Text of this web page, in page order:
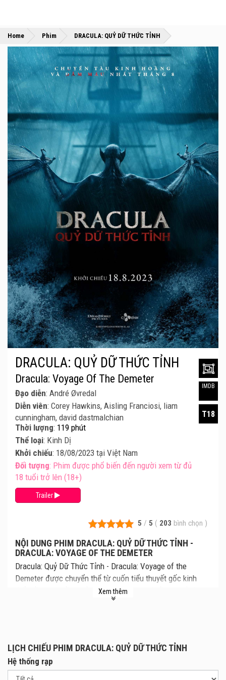
Home »
Phim »
DRACULA: QUỶ DỮ THỨC TỈNH
5 / 5 ( 203 bình chọn )
NỘI DUNG PHIM DRACULA: QUỶ DỮ THỨC TỈNH -
DRACULA: VOYAGE OF THE DEMETER
Dracula: Quỷ Dữ Thức Tỉnh - Dracula: Voyage of the
Demeter được chuyển thể từ cuốn tiểu thuyết gốc kinh
điển về ma cà rồng của Bram Stoker, hé lộ về lịch sử đen
tối của quỷ hút máu Dracula. Cùng xem lịch chiếu Dracula:
Một đoàn thủy thủ tham gia vào nhiệm vụ vận chuyển một
“đơn hàng” bí ẩn từ Carpathia đến London trên con tàu
Xem thêm
DRACULA: QUỶ DỮ THỨC TỈNH
Dracula: Voyage Of The Demeter
Đạo diễn: André Øvredal
Diễn viên: Corey Hawkins, Aisling Franciosi, liam
cunningham, david dastmalchian
Thời lượng: 119 phút
Thể loại: Kinh Dị
Khởi chiếu: 18/08/2023 tại Việt Nam
Đối tượng: Phim được phổ biến đến người xem từ đủ
18 tuổi trở lên (18+)
Trailer
IMDB
T18
LỊCH CHIẾU PHIM DRACULA: QUỶ DỮ THỨC TỈNH
Hệ thống rạp